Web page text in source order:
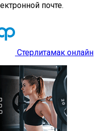
почте.
Стерлитамак онлайн